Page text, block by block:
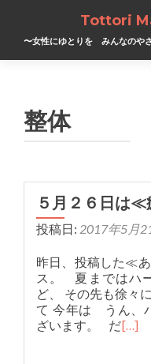
Tottori
〜女性にゆとりを みんなのや
整体
５月２６日は≪
投稿日: 2017年5月
昨日、投稿した≪
ス。 夏まではハ
ど、 その先も徐々
て 今年は うん、
ざいます。 だ[…]